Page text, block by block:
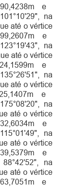
e
na
até o vértice
e
na
até o vértice
e
na
até o vértice
e
na
até o vértice
e
na
até o vértice
e
na
até o vértice
e